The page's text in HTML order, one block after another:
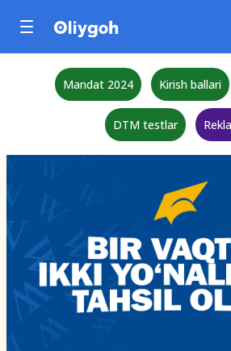
Mandat 2024 Kirish ballari
DTM testlar